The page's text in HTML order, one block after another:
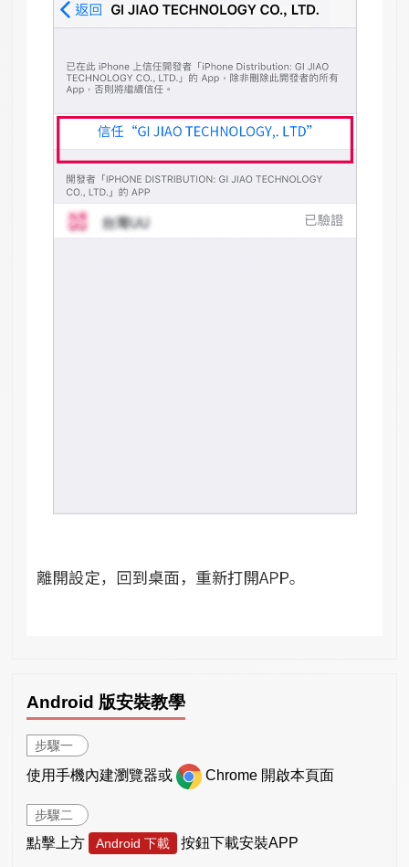
Android 版安裝教學
步驟一
使用手機內建瀏覽器或 Chrome 開啟本頁面
步驟二
點擊上方 Android 下載 按鈕下載安裝APP